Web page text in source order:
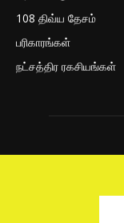
108 திவ்ய தேசம்
பரிகாரங்கள்
நட்சத்திர ரகசியங்கள்